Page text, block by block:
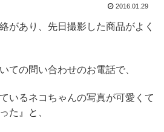
2016.01.29
があり、先日撮影した商品がよく
ての問い合わせのお電話で、
いるネコちゃんの写真が可愛くて
た』と、